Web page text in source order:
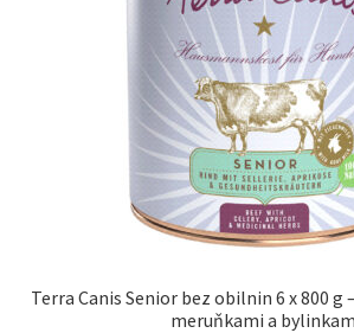
Terra Canis Senior bez obilnin 6 x 800 g
meruňkami a